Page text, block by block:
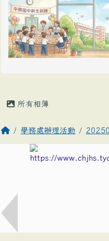
所有相簿
學務處辦理活動